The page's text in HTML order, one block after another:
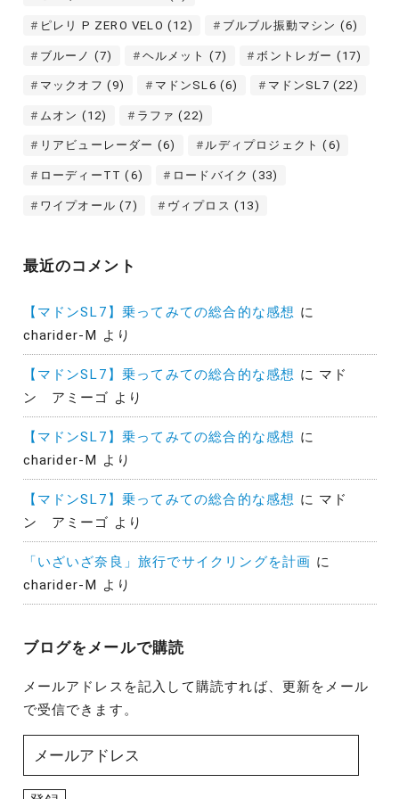
ピレリ P ZERO VELO (12) ブルブル振動マシン (6)
ブルーノ (7) ヘルメット (7) ボントレガー (17)
マックオフ (9) マドンSL6 (6) マドンSL7 (22)
ムオン (12) ラファ (22)
リアビューレーダー (6) ルディプロジェクト (6)
ローディーTT (6) ロードバイク (33)
ワイプオール (7) ヴィプロス (13)
最近のコメント
【マドンSL7】乗ってみての総合的な感想 に
charider-M より
【マドンSL7】乗ってみての総合的な感想 に マド
ン アミーゴ より
【マドンSL7】乗ってみての総合的な感想 に
charider-M より
【マドンSL7】乗ってみての総合的な感想 に マド
ン アミーゴ より
「いざいざ奈良」旅行でサイクリングを計画 に
charider-M より
ブログをメールで購読
メールアドレスを記入して購読すれば、更新をメール
で受信できます。
ル